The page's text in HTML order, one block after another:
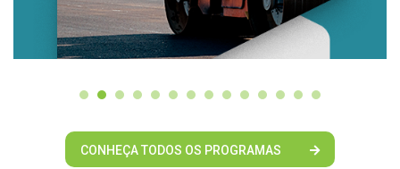
CONHEÇA TODOS OS PROGRAMAS